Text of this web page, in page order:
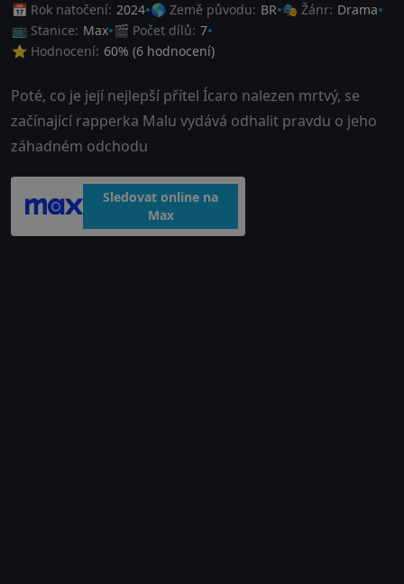
📅 Rok natočení: 2024 🌎 Země původu: BR 🎭 Žánr: Drama
📺 Stanice: Max 🎬 Počet dílů: 7
⭐ Hodnocení: 60% (6 hodnocení)
Poté, co je její nejlepší přítel Ícaro nalezen mrtvý, se
začínající rapperka Malu vydává odhalit pravdu o jeho
záhadném odchodu
Sledovat online na
Max